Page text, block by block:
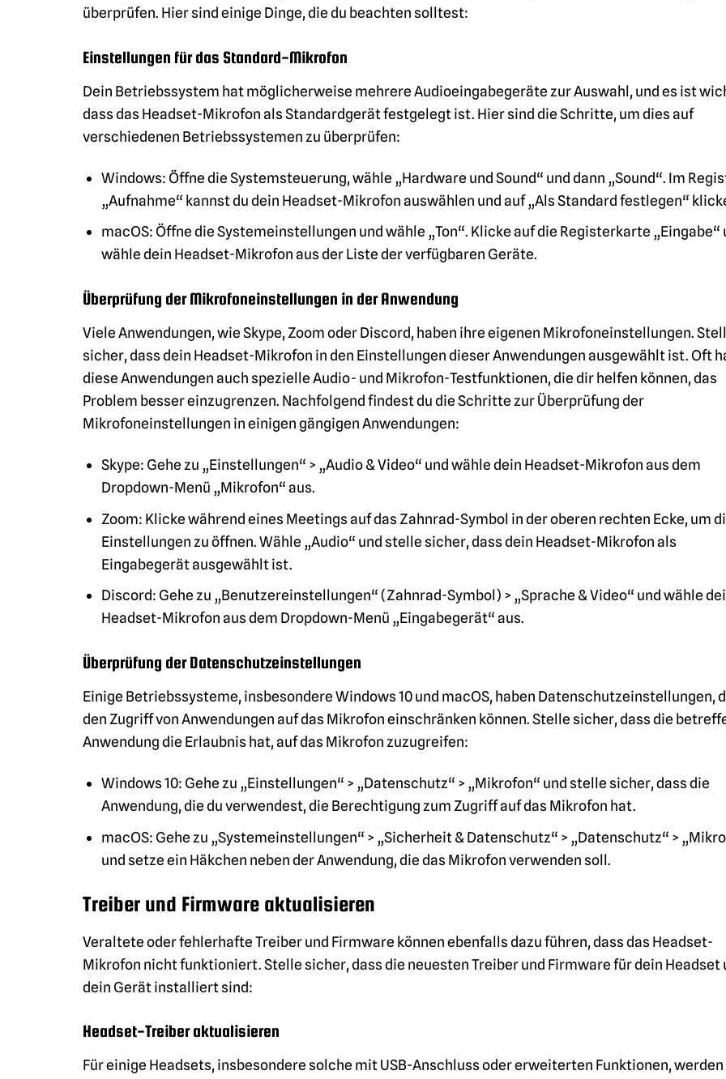
überprüfen. Hier sind einige Dinge, die du beachten solltest:
Einstellungen für das Standard-Mikrofon
Dein Betriebssystem hat möglicherweise mehrere Audioeingabegeräte zur Auswahl, und es ist
dass das Headset-Mikrofon als Standardgerät festgelegt ist. Hier sind die Schritte, um dies auf
verschiedenen Betriebssystemen zu überprüfen:
Windows: Öffne die Systemsteuerung, wähle „Hardware und Sound“ und dann „Sound“. Im
„Aufnahme“ kannst du dein Headset-Mikrofon auswählen und auf „Als Standard festlegen“
macOS: Öffne die Systemeinstellungen und wähle „Ton“. Klicke auf die Registerkarte „Eingabe“
wähle dein Headset-Mikrofon aus der Liste der verfügbaren Geräte.
Überprüfung der Mikrofoneinstellungen in der Anwendung
Viele Anwendungen, wie Skype, Zoom oder Discord, haben ihre eigenen Mikrofoneinstellungen.
sicher, dass dein Headset-Mikrofon in den Einstellungen dieser Anwendungen ausgewählt ist. Oft
diese Anwendungen auch spezielle Audio- und Mikrofon-Testfunktionen, die dir helfen können, das
Problem besser einzugrenzen. Nachfolgend findest du die Schritte zur Überprüfung der
Mikrofoneinstellungen in einigen gängigen Anwendungen:
Skype: Gehe zu „Einstellungen“ > „Audio & Video“ und wähle dein Headset-Mikrofon aus dem
Dropdown-Menü „Mikrofon“ aus.
Zoom: Klicke während eines Meetings auf das Zahnrad-Symbol in der oberen rechten Ecke, um
Einstellungen zu öffnen. Wähle „Audio“ und stelle sicher, dass dein Headset-Mikrofon als
Eingabegerät ausgewählt ist.
Discord: Gehe zu „Benutzereinstellungen“ (Zahnrad-Symbol) > „Sprache & Video“ und wähle
Headset-Mikrofon aus dem Dropdown-Menü „Eingabegerät“ aus.
Überprüfung der Datenschutzeinstellungen
Einige Betriebssysteme, insbesondere Windows 10 und macOS, haben Datenschutzeinstellungen,
den Zugriff von Anwendungen auf das Mikrofon einschränken können. Stelle sicher, dass die
Anwendung die Erlaubnis hat, auf das Mikrofon zuzugreifen:
Windows 10: Gehe zu „Einstellungen“ > „Datenschutz“ > „Mikrofon“ und stelle sicher, dass die
Anwendung, die du verwendest, die Berechtigung zum Zugriff auf das Mikrofon hat.
macOS: Gehe zu „Systemeinstellungen“ > „Sicherheit & Datenschutz“ > „Datenschutz“ >
und setze ein Häkchen neben der Anwendung, die das Mikrofon verwenden soll.
Treiber und Firmware aktualisieren
Veraltete oder fehlerhafte Treiber und Firmware können ebenfalls dazu führen, dass das Headset-
Mikrofon nicht funktioniert. Stelle sicher, dass die neuesten Treiber und Firmware für dein Headset
dein Gerät installiert sind:
Headset-Treiber aktualisieren
Für einige Headsets, insbesondere solche mit USB-Anschluss oder erweiterten Funktionen, werden